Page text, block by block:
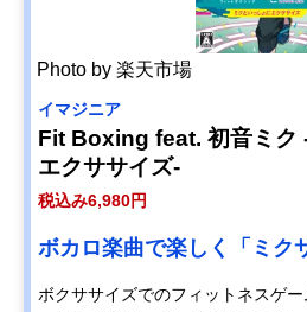
Photo by 楽天市場
イマジニア
Fit Boxing feat. 初音ミク
エクササイズ‐
税込み6,980円
ボカロ楽曲で楽しく「ミク
ボクササイズでのフィットネスゲ